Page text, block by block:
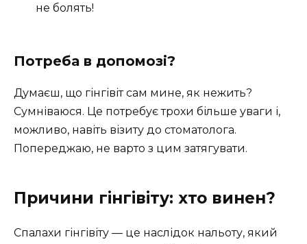
не болять!
Потреба в допомозі?
Думаєш, що гінгівіт сам мине, як нежить?
Сумніваюся. Це потребує трохи більше уваги і,
можливо, навіть візиту до стоматолога.
Попереджаю, не варто з цим затягувати.
Причини гінгівіту: хто винен?
Спалахи гінгівіту — це наслідок нальоту, який